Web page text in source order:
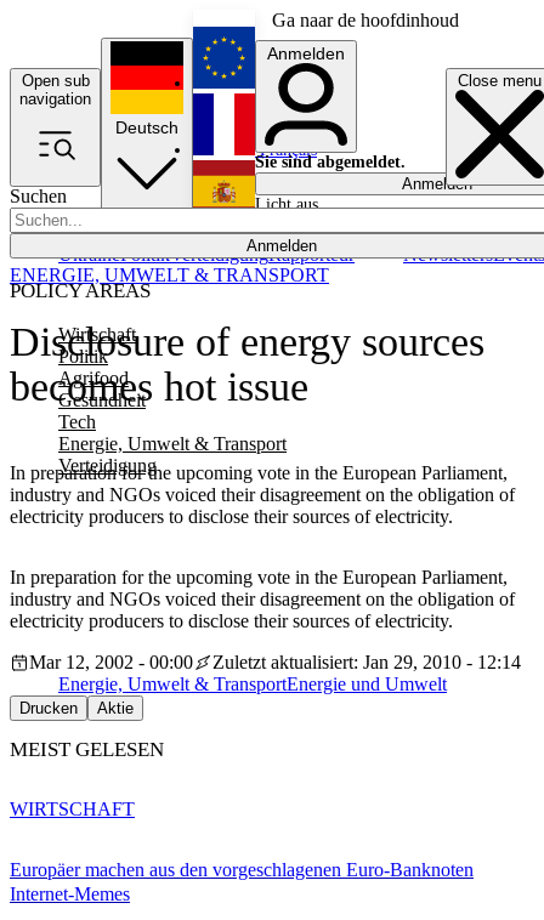
Ga naar de hoofdinhoud
Open sub
navigation
Close menu
Suchen
Anmelden
POLICY AREAS
Wirtschaft
Politik
Agrifood
Gesundheit
Tech
Energie, Umwelt & Transport
Verteidigung
UkrainePolitikVerteidigungRapporteur NewslettersEvents
Deutsch
English
Français
Anmelden
Sie sind abgemeldet.
Anmelden
Licht aus
Disclosure of energy sources
becomes hot issue
In preparation for the upcoming vote in the European Parliament,
industry and NGOs voiced their disagreement on the obligation of
electricity producers to disclose their sources of electricity.
ENERGIE, UMWELT & TRANSPORT
In preparation for the upcoming vote in the European Parliament,
industry and NGOs voiced their disagreement on the obligation of
electricity producers to disclose their sources of electricity.
Mar 12, 2002 - 00:00
Zuletzt aktualisiert: Jan 29, 2010 - 12:14
Energie, Umwelt & TransportEnergie und Umwelt
Drucken Aktie
MEIST GELESEN
Europäer machen aus den vorgeschlagenen Euro-Banknoten
Internet-Memes
WIRTSCHAFT